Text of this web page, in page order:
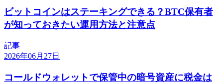
ビットコインはステーキングできる？BTC保有者
が知っておきたい運用方法と注意点
記事
2026年06月27日
コールドウォレットで保管中の暗号資産に税金は